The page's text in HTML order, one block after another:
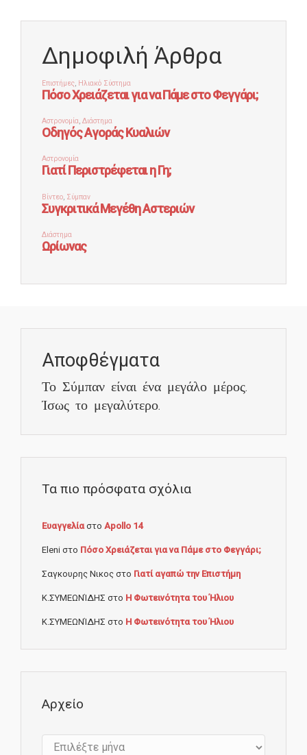
Δημοφιλή Άρθρα
Αποφθέγματα
Το Σύμπαν είναι ένα μεγάλο μέρος.
Ίσως το μεγαλύτερο.
Τα πιο πρόσφατα σχόλια
Ευαγγελίαστο Apollo 14
Eleni στο Πόσο Χρειάζεται για να Πάμε στο Φεγγάρι;
Σαγκουρης Νικος στο Γιατί αγαπώ την Επιστήμη
Κ.ΣΥΜΕΩΝΊΔΗΣ στο Η Φωτεινότητα του Ήλιου
Κ.ΣΥΜΕΩΝΊΔΗΣ στο Η Φωτεινότητα του Ήλιου
Αρχείο